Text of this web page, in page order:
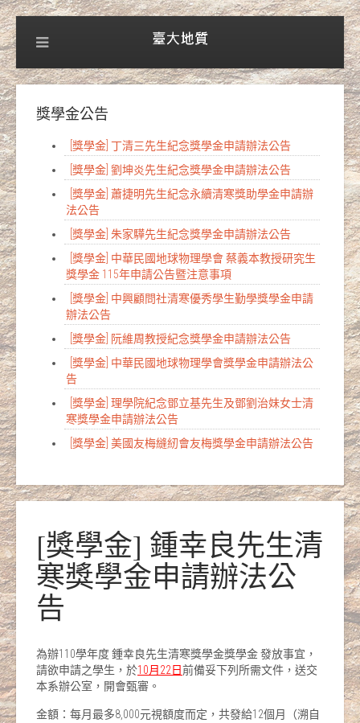
獎學金公告
[獎學金] 丁清三先生紀念獎學金申請辦法公告
[獎學金] 劉坤炎先生紀念獎學金申請辦法公告
[獎學金] 蕭捷明先生紀念永續清寒獎助學金申請辦
法公告
[獎學金] 朱家驊先生紀念獎學金申請辦法公告
[獎學金] 中華民國地球物理學會 蔡義本教授研究生
獎學金 115年申請公告暨注意事項
[獎學金] 中興顧問社清寒優秀學生勤學獎學金申請
辦法公告
[獎學金] 阮維周教授紀念獎學金申請辦法公告
[獎學金] 中華民國地球物理學會獎學金申請辦法公
告
[獎學金] 理學院紀念鄧立基先生及鄧劉治妹女士清
寒獎學金申請辦法公告
[獎學金] 美國友梅縫紉會友梅獎學金申請辦法公告
[獎學金] 鍾幸良先生清
寒獎學金申請辦法公
告
為辦110學年度 鍾幸良先生清寒獎學金獎學金 發放事宜，
請欲申請之學生，於10月 22 日前備妥下列所需文件，送交
本系辦公室，開會甄審。
金額：每月最多8,000元視額度而定，共發給12個月（溯自